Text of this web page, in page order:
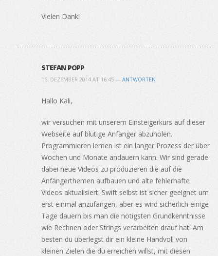
Vielen Dank!
STEFAN POPP
16. DEZEMBER 2014 AT 16:45 — ANTWORTEN
Hallo Kali,
wir versuchen mit unserem Einsteigerkurs auf dieser
Webseite auf blutige Anfänger abzuholen.
Programmieren lernen ist ein langer Prozess der über
Wochen und Monate andauern kann. Wir sind gerade
dabei neue Videos zu produzieren die auf die
Anfängerthemen aufbauen und alte fehlerhafte
Videos aktualisiert. Swift selbst ist sicher geeignet um
erst einmal anzufangen, aber es wird sicherlich einige
Tage dauern bis man die nötigsten Grundkenntnisse
wie Rechnen oder Strings verarbeiten drauf hat. Am
besten du überlegst dir ein kleine Handvoll von
kleinen Zielen die du erreichen willst, mit diesen